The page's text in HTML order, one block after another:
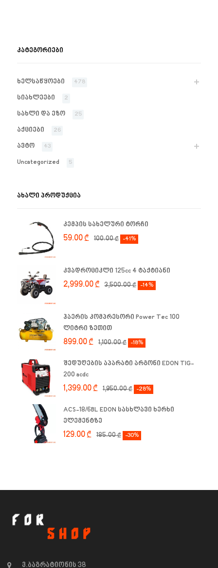
ᲙᲐᲢᲔᲒᲝᲠᲘᲔᲑᲘ
ხელსაწყოები 478
სიახლეები 2
სახლი და ეზო 25
აქციები 26
ავტო 43
Uncategorized 5
ᲐᲮᲐᲚᲘ ᲞᲠᲝᲓᲣᲥᲪᲘᲐ
კემპის სახელური ტორჩი
100.00₾
59.00₾ -41%
კვადროციკლი 125cc 4 ტაქტიანი
3,500.00₾
2,999.00₾ -14%
ჰაერის კომპრესორი Power Tec 100
ლიტრი ზეთით
1,100.00₾
899.00₾ -18%
შედუღების აპარატი არგონი EDON TIG-
200 acdc
1,950.00₾
1,399.00₾ -28%
ACS-18/6BL EDON სასხლავი ხერხი
ელემენტზე
185.00₾
129.00₾ -30%
ვ.ბაგრატიონის 38